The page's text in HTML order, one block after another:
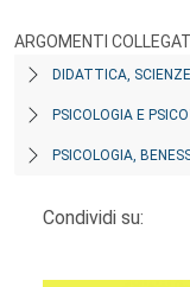
ARGOMENTI COLLEGATI
DIDATTICA,
PSICOLOGIA E
PSICOLOGIA,
Condividi su: